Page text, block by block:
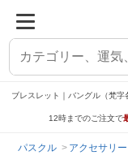
ブレスレット｜バングル（梵
12時までのご注文で
パスクル アクセサリー